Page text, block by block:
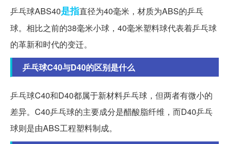
乒乓球ABS40是指直径为40毫米，材质为ABS的乒乓
球。相比之前的38毫米小球，40毫米塑料球代表着乒乓球
的革新和时代的变迁。
乒乓球C40与D40的区别是什么
乒乓球C40和D40都属于新材料乒乓球，但两者有微小的
差异。C40乒乓球的主要成分是醋酸脂纤维，而D40乒乓
球则是由ABS工程塑料制成。